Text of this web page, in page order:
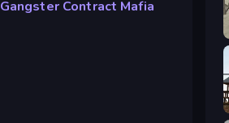
Gangster Contract Mafia